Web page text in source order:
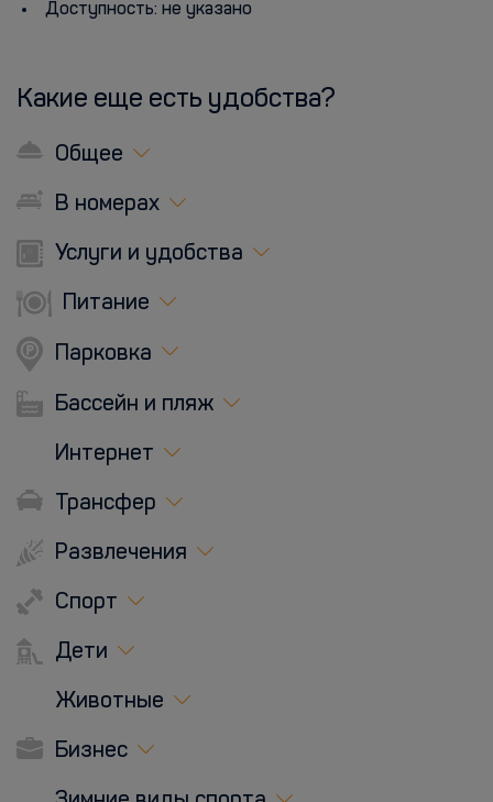
Доступность: не указано
Какие еще есть удобства?
Общее
В номерах
Услуги и удобства
Питание
Парковка
Бассейн и пляж
Интернет
Трансфер
Развлечения
Спорт
Дети
Животные
Бизнес